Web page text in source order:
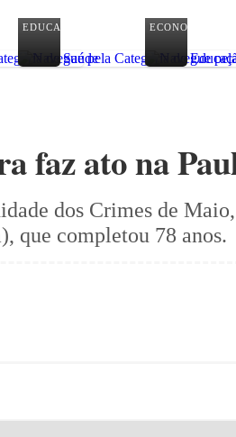
EDUCAÇÃO ECONOMIA
faz ato na
dos Crimes de
que completou 78 anos.